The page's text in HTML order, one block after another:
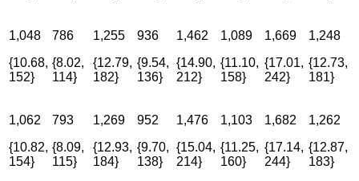
1,048
{10.68,
152}
786
{8.02,
114}
1,255
{12.79,
182}
936
{9.54,
136}
1,462
{14.90,
212}
1,089
{11.10,
158}
1,669
{17.01,
242}
1,248
{12.73,
181}
1,062
{10.82,
154}
793
{8.09,
115}
1,269
{12.93,
184}
952
{9.70,
138}
1,476
{15.04,
214}
1,103
{11.25,
160}
1,682
{17.14,
244}
1,262
{12.87,
183}